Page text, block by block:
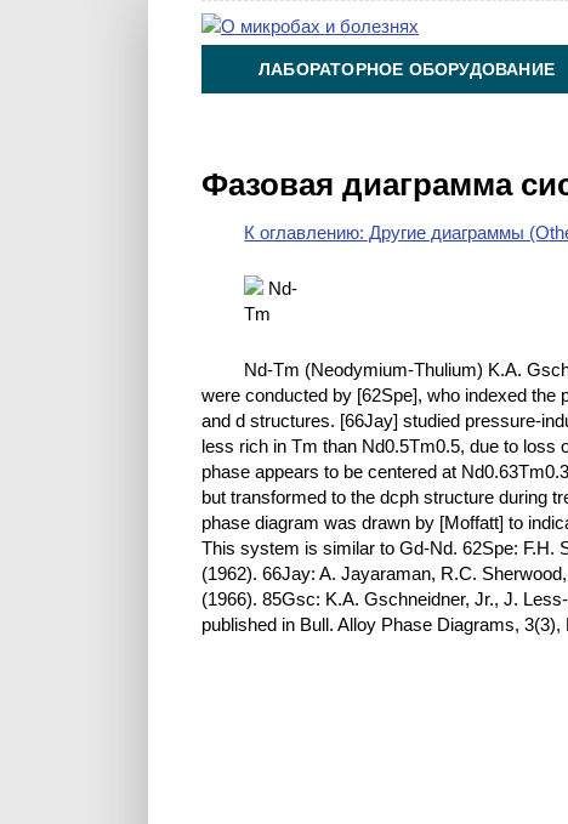
ЛАБОРАТОРНОЕ ОБОРУДОВАНИЕ
Фазовая диаграмма
К оглавлению: Другие диаграммы
Nd-Tm (Neodymium-Thulium) K.A.
were conducted by [62Spe], who indexed the
and d structures. [66Jay] studied pressure-
less rich in Tm than Nd0.5Tm0.5, due to loss
phase appears to be centered at
but transformed to the dcph structure during
phase diagram was drawn by [Moffatt] to
This system is similar to Gd-Nd. 62Spe: F.H.
(1962). 66Jay: A. Jayaraman, R.C.
(1966). 85Gsc: K.A. Gschneidner, Jr., J.
published in Bull. Alloy Phase Diagrams,